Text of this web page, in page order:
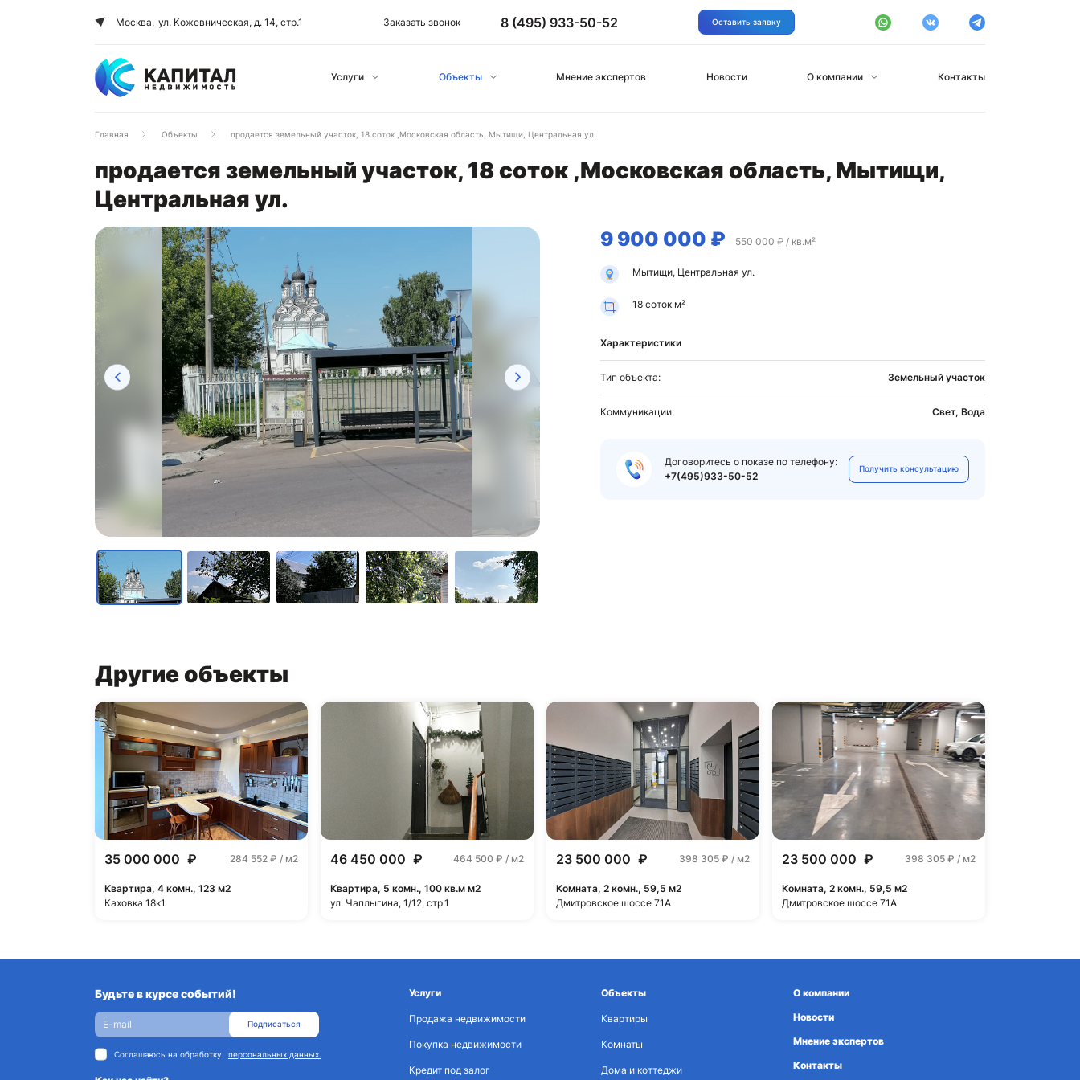
Москва, ул. Кожевническая, д. 14, стр.1 Заказать звонок 8 (495) 933-50-52 Оставить заявку
Услуги Объекты Мнение экспертов Новости О компании Контакты
Главная Объекты продается земельный участок, 18 соток ,Московская область, Мытищи, Центральная ул.
продается земельный участок, 18 соток ,Московская область, Мытищи,
Центральная ул.
9 900 000 ₽ 550 000 ₽ / кв.м²
Мытищи, Центральная ул.
18 соток м²
Характеристики
Тип объекта: Земельный участок
Коммуникации: Свет, Вода
Договоритесь о показе по телефону:
+7(495)933-50-52
Получить консультацию
Другие объекты
35 000 000 ₽ 284 552 ₽ / м2
Квартира, 4 комн., 123 м2
Каховка 18к1
46 450 000 ₽ 464 500 ₽ / м2
Квартира, 5 комн., 100 кв.м м2
ул. Чаплыгина, 1/12, стр.1
23 500 000 ₽ 398 305 ₽ / м2
Комната, 2 комн., 59,5 м2
Дмитровское шоссе 71А
23 500 000 ₽ 398 305 ₽ / м2
Комната, 2 комн., 59,5 м2
Дмитровское шоссе 71А
Будьте в курсе событий!
Подписаться
Соглашаюсь на обработку персональных данных.
Услуги
Продажа недвижимости
Покупка недвижимости
Кредит под залог
Объекты
Квартиры
Комнаты
Дома и коттеджи
О компании
Новости
Мнение экспертов
Контакты